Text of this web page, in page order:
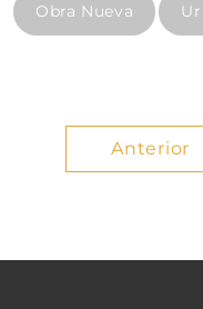
Obra Nueva
Anterior